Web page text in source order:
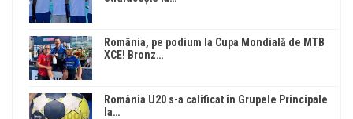
România, pe podium la Cupa Mondială de MTB
XCE! Bronz…
România U20 s-a calificat în Grupele Principale
la…